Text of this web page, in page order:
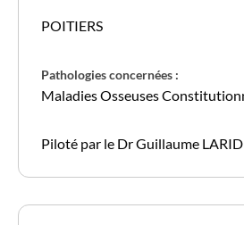
POITIERS
Pathologies concernées :
Maladies Osseuses
Piloté par le Dr Guillaume LARID